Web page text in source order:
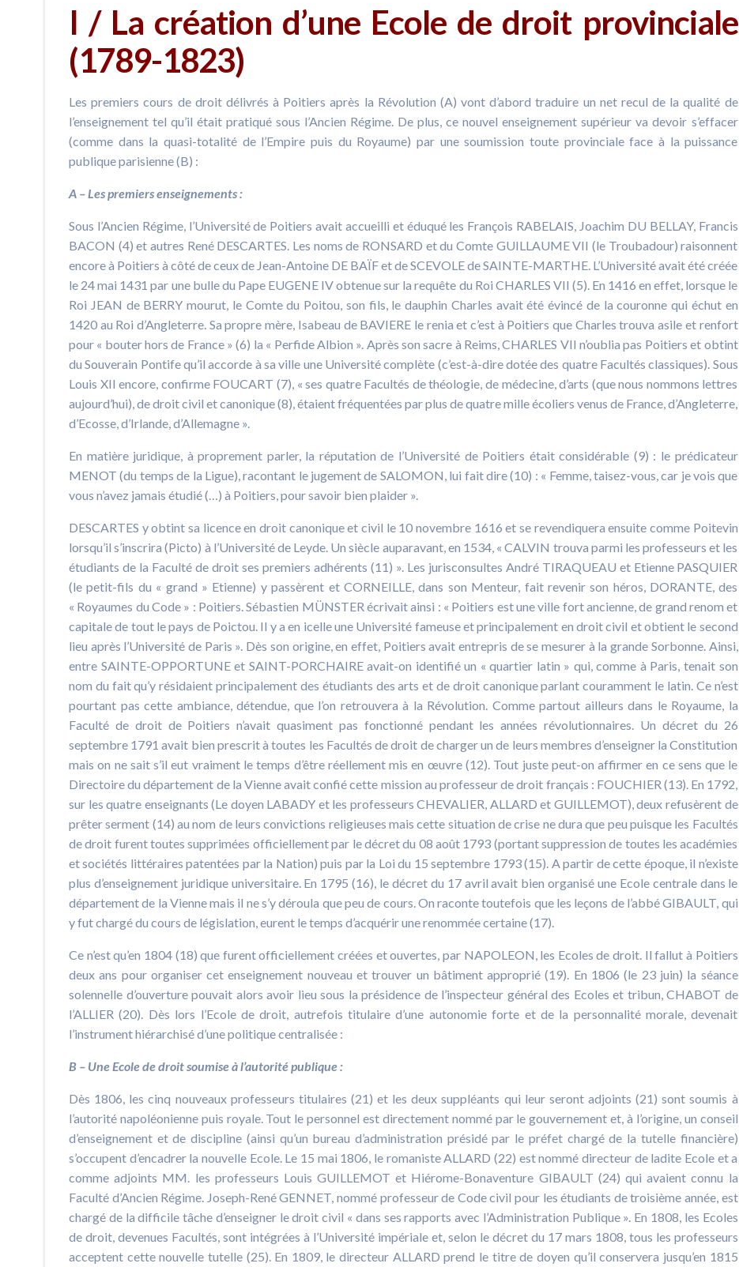
I / La création d’une Ecole de droit provinciale
(1789-1823)
Les premiers cours de droit délivrés à Poitiers après la Révolution (A) vont d’abord traduire un net recul de la qualité de
l’enseignement tel qu’il était pratiqué sous l’Ancien Régime. De plus, ce nouvel enseignement supérieur va devoir s’effacer
(comme dans la quasi-totalité de l’Empire puis du Royaume) par une soumission toute provinciale face à la puissance
publique parisienne (B) :
A – Les premiers enseignements :
Sous l’Ancien Régime, l’Université de Poitiers avait accueilli et éduqué les François RABELAIS, Joachim DU BELLAY, Francis
BACON (4) et autres René DESCARTES. Les noms de RONSARD et du Comte GUILLAUME VII (le Troubadour) raisonnent
encore à Poitiers à côté de ceux de Jean-Antoine DE BAÏF et de SCEVOLE de SAINTE-MARTHE. L’Université avait été créée
le 24 mai 1431 par une bulle du Pape EUGENE IV obtenue sur la requête du Roi CHARLES VII (5). En 1416 en effet, lorsque le
Roi JEAN de BERRY mourut, le Comte du Poitou, son fils, le dauphin Charles avait été évincé de la couronne qui échut en
1420 au Roi d’Angleterre. Sa propre mère, Isabeau de BAVIERE le renia et c’est à Poitiers que Charles trouva asile et renfort
pour « bouter hors de France » (6) la « Perfide Albion ». Après son sacre à Reims, CHARLES VII n’oublia pas Poitiers et obtint
du Souverain Pontife qu’il accorde à sa ville une Université complète (c’est-à-dire dotée des quatre Facultés classiques). Sous
Louis XII encore, confirme FOUCART (7), « ses quatre Facultés de théologie, de médecine, d’arts (que nous nommons lettres
aujourd’hui), de droit civil et canonique (8), étaient fréquentées par plus de quatre mille écoliers venus de France, d’Angleterre,
d’Ecosse, d’Irlande, d’Allemagne ».
En matière juridique, à proprement parler, la réputation de l’Université de Poitiers était considérable (9) : le prédicateur
MENOT (du temps de la Ligue), racontant le jugement de SALOMON, lui fait dire (10) : « Femme, taisez-vous, car je vois que
vous n’avez jamais étudié (…) à Poitiers, pour savoir bien plaider ».
DESCARTES y obtint sa licence en droit canonique et civil le 10 novembre 1616 et se revendiquera ensuite comme Poitevin
lorsqu’il s’inscrira (Picto) à l’Université de Leyde. Un siècle auparavant, en 1534, « CALVIN trouva parmi les professeurs et les
étudiants de la Faculté de droit ses premiers adhérents (11) ». Les jurisconsultes André TIRAQUEAU et Etienne PASQUIER
(le petit-fils du « grand » Etienne) y passèrent et CORNEILLE, dans son Menteur, fait revenir son héros, DORANTE, des
« Royaumes du Code » : Poitiers. Sébastien MÜNSTER écrivait ainsi : « Poitiers est une ville fort ancienne, de grand renom et
capitale de tout le pays de Poictou. Il y a en icelle une Université fameuse et principalement en droit civil et obtient le second
lieu après l’Université de Paris ». Dès son origine, en effet, Poitiers avait entrepris de se mesurer à la grande Sorbonne. Ainsi,
entre SAINTE-OPPORTUNE et SAINT-PORCHAIRE avait-on identifié un « quartier latin » qui, comme à Paris, tenait son
nom du fait qu’y résidaient principalement des étudiants des arts et de droit canonique parlant couramment le latin. Ce n’est
pourtant pas cette ambiance, détendue, que l’on retrouvera à la Révolution. Comme partout ailleurs dans le Royaume, la
Faculté de droit de Poitiers n’avait quasiment pas fonctionné pendant les années révolutionnaires. Un décret du 26
septembre 1791 avait bien prescrit à toutes les Facultés de droit de charger un de leurs membres d’enseigner la Constitution
mais on ne sait s’il eut vraiment le temps d’être réellement mis en œuvre (12). Tout juste peut-on affirmer en ce sens que le
Directoire du département de la Vienne avait confié cette mission au professeur de droit français : FOUCHIER (13). En 1792,
sur les quatre enseignants (Le doyen LABADY et les professeurs CHEVALIER, ALLARD et GUILLEMOT), deux refusèrent de
prêter serment (14) au nom de leurs convictions religieuses mais cette situation de crise ne dura que peu puisque les Facultés
de droit furent toutes supprimées officiellement par le décret du 08 août 1793 (portant suppression de toutes les académies
et sociétés littéraires patentées par la Nation) puis par la Loi du 15 septembre 1793 (15). A partir de cette époque, il n’existe
plus d’enseignement juridique universitaire. En 1795 (16), le décret du 17 avril avait bien organisé une Ecole centrale dans le
département de la Vienne mais il ne s’y déroula que peu de cours. On raconte toutefois que les leçons de l’abbé GIBAULT, qui
y fut chargé du cours de législation, eurent le temps d’acquérir une renommée certaine (17).
Ce n’est qu’en 1804 (18) que furent officiellement créées et ouvertes, par NAPOLEON, les Ecoles de droit. Il fallut à Poitiers
deux ans pour organiser cet enseignement nouveau et trouver un bâtiment approprié (19). En 1806 (le 23 juin) la séance
solennelle d’ouverture pouvait alors avoir lieu sous la présidence de l’inspecteur général des Ecoles et tribun, CHABOT de
l’ALLIER (20). Dès lors l’Ecole de droit, autrefois titulaire d’une autonomie forte et de la personnalité morale, devenait
l’instrument hiérarchisé d’une politique centralisée :
B – Une Ecole de droit soumise à l’autorité publique :
Dès 1806, les cinq nouveaux professeurs titulaires (21) et les deux suppléants qui leur seront adjoints (21) sont soumis à
l’autorité napoléonienne puis royale. Tout le personnel est directement nommé par le gouvernement et, à l’origine, un conseil
d’enseignement et de discipline (ainsi qu’un bureau d’administration présidé par le préfet chargé de la tutelle financière)
s’occupent d’encadrer la nouvelle Ecole. Le 15 mai 1806, le romaniste ALLARD (22) est nommé directeur de ladite Ecole et a
comme adjoints MM. les professeurs Louis GUILLEMOT et Hiérome-Bonaventure GIBAULT (24) qui avaient connu la
Faculté d’Ancien Régime. Joseph-René GENNET, nommé professeur de Code civil pour les étudiants de troisième année, est
chargé de la difficile tâche d’enseigner le droit civil « dans ses rapports avec l’Administration Publique ». En 1808, les Ecoles
de droit, devenues Facultés, sont intégrées à l’Université impériale et, selon le décret du 17 mars 1808, tous les professeurs
acceptent cette nouvelle tutelle (25). En 1809, le directeur ALLARD prend le titre de doyen qu’il conservera jusqu’en 1815